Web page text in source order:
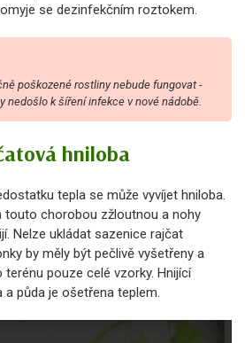
se dezinfekčním roztokem.
poškozené rostliny nebude fungovat -
nedošlo k šíření infekce v nové nádobě.
hniloba
tepla se může vyvíjet hniloba.
touto chorobou zžloutnou a nohy
Nelze ukládat sazenice rajčat
by měly být pečlivě vyšetřeny a
pouze celé vzorky. Hnijící
půda je ošetřena teplem.